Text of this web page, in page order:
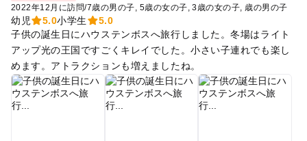
2022年12月に訪問/7歳の男の子 5歳の女の子 3歳の女の子 歳の男の子
幼児 5.0小学生
5.0
子供の誕生日にハウステンボスへ旅行しました。冬場はライト
アップ光の王国ですごくキレイでした。小さい子連れでも楽し
めます。アトラクションも増えましたね。